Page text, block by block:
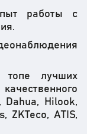
работы с
топе лучших
Dahua, Hilook,
ZKTeco, ATIS,